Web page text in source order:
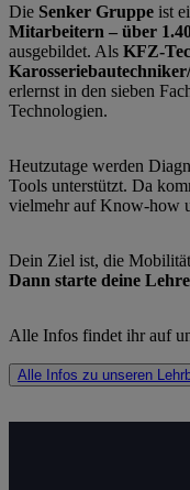
Die Senker Gruppe ist
Mitarbeitern – über
ausgebildet. Als KFZ-
erlernst in den sieben
Technologien.
Heutzutage werden
Tools unterstützt. Da
vielmehr auf Know-how
Dein Ziel ist, die
Dann starte deine
Alle Infos findet ihr auf
Alle Infos zu unseren